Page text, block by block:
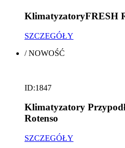
KlimatyzatoryFRESH
SZCZEGÓŁY
/NOWOŚĆ
ID:1847
Klimatyzatory
Rotenso
SZCZEGÓŁY